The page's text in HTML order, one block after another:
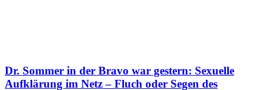
Dr. Sommer in der Bravo war gestern: Sexuelle
Aufklärung im Netz – Fluch oder Segen des